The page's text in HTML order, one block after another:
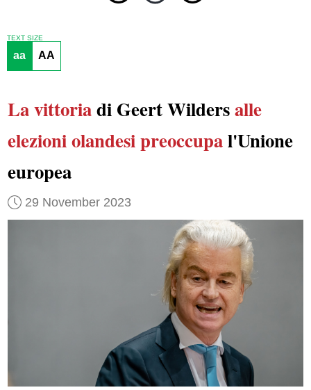
TEXT SIZE
aa AA
La vittoriadi Geert Wildersalle
elezioni olandesipreoccupal'Unione
europea
29 November 2023